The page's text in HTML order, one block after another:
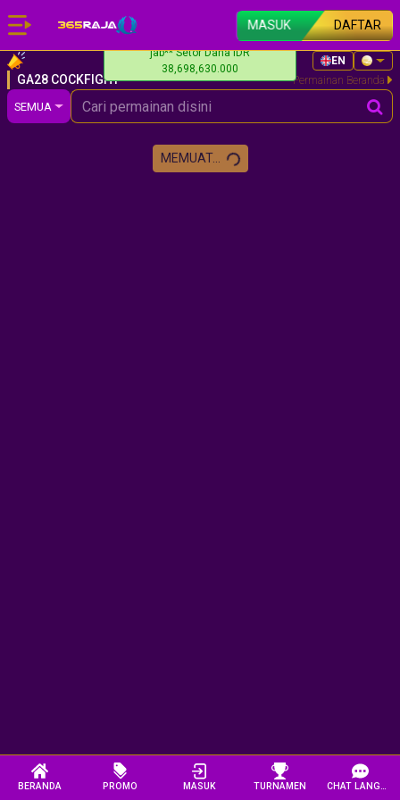
MASUK DAFTAR
jab** Setor Dana IDR
38,698,630.000
EN
GA28 COCKFIGHT Permainan Beranda
SEMUA
MEMUAT...
BERANDA PROMO MASUK TURNAMEN CHAT LANGSUNG